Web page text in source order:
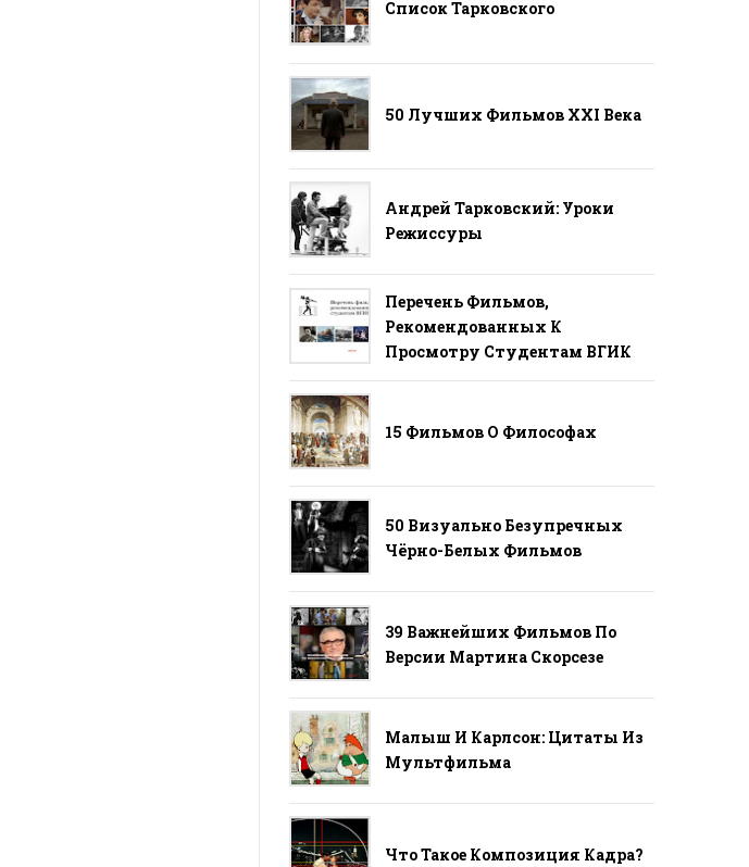
Список Тарковского
50 Лучших Фильмов ХХI Века
Андрей Тарковский: Уроки
Режиссуры
Перечень Фильмов,
Рекомендованных К
Просмотру Студентам ВГИК
15 Фильмов О Философах
50 Визуально Безупречных
Чёрно-Белых Фильмов
39 Важнейших Фильмов По
Версии Мартина Скорсезе
Малыш И Карлсон: Цитаты Из
Мультфильма
Что Такое Композиция Кадра?